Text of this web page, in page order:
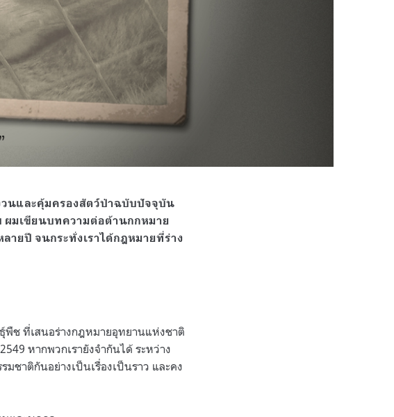
นและคุ้มครองสัตว์ป่าฉบับปัจจุบัน
ผมเขียนบทความต่อต้านกกหมาย
ายปี จนกระทั่งเราได้กฎหมายที่ร่าง
ช ที่เสนอร่างกฎหมายอุทยานแห่งชาติ
หากพวกเรายังจำกันได้ ระหว่าง
ชาติกันอย่างเป็นเรื่องเป็นราว และคง